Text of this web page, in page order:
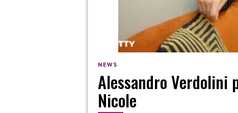
NEWS
Alessandro Verdolini
Nicole